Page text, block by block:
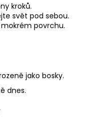
kroků.
svět pod sebou.
povrchu.
jako bosky.
dnes.